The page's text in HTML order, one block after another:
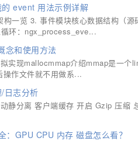
event 用法示例详解
一览 3. 事件模块核心数据结构（
环：ngx_process_eve...
念和使用方法
实现mallocmmap介绍mmap是一
作文件就不用做系...
日志分析
静分离 客户端缓存 开启 Gzip 压
：GPU CPU 内存 磁盘怎么看？